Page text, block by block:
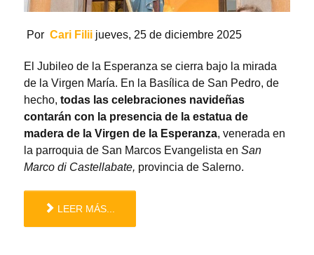
Por Cari Filii jueves, 25 de diciembre 2025
El Jubileo de la Esperanza se cierra bajo la mirada
de la Virgen María. En la Basílica de San Pedro, de
hecho, todas las celebraciones navideñas
contarán con la presencia de la estatua de
madera de la Virgen de la Esperanza, venerada en
la parroquia de San Marcos Evangelista en San
Marco di Castellabate, provincia de Salerno.
LEER MÁS...